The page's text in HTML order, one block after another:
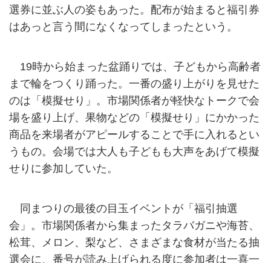
選券に並ぶ人の姿もあった。配布が始まると福引券
はあっと言う間になくなってしまったという。
19時から始まった盆踊りでは、子どもから高齢者
まで輪をつくり踊った。一番の盛り上がりを見せた
のは「模擬せり」。市場関係者が軽快なトークで会
場を盛り上げ、果物などの「模擬せり」にかかった
商品を来場者がアピールすることで手に入れるとい
うもの。会場では大人も子どもも大声をあげて模擬
せりに参加していた。
同まつりの最後の目玉イベントが「福引抽選
会」。市場関係者から集まったタラバガニや海苔、
松茸、メロン、梨など、さまざまな食材が当たる抽
選会に、番号が読み上げられる度に参加者は一喜一